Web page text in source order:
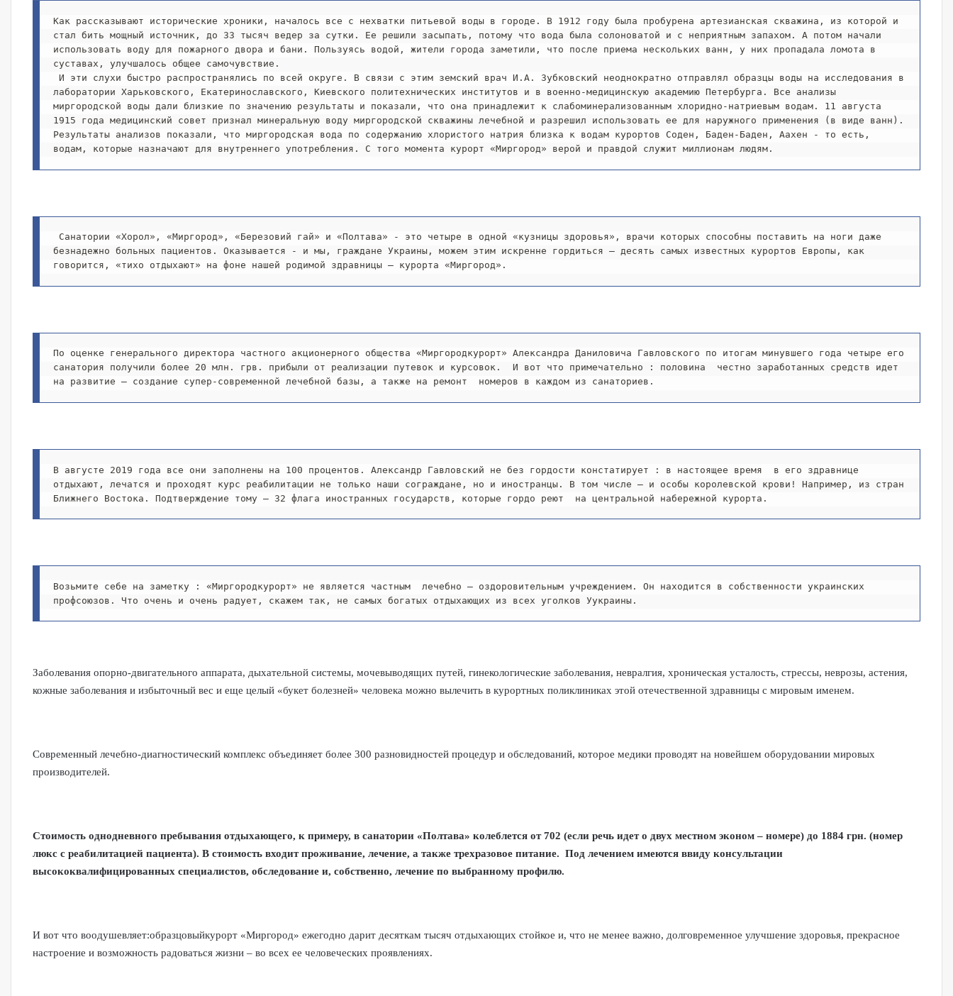
Как рассказывают исторические хроники, началось все с нехватки питьевой воды в городе. В 1912 году была пробурена артезианская скважина, из которой и
стал бить мощный источник, до 33 тысяч ведер за сутки. Ее решили засыпать, потому что вода была солоноватой и с неприятным запахом. А потом начали
использовать воду для пожарного двора и бани. Пользуясь водой, жители города заметили, что после приема нескольких ванн, у них пропадала ломота в
суставах, улучшалось общее самочувствие.
лаборатории Харьковского, Екатеринославского, Киевского политехнических институтов и в военно-медицинскую академию Петербурга. Все анализы
миргородской воды дали близкие по значению результаты и показали, что она принадлежит к слабоминерализованным хлоридно-натриевым водам. 11 августа
1915 года медицинский совет признал минеральную воду миргородской скважины лечебной и разрешил использовать ее для наружного применения (в виде ванн).
Результаты анализов показали, что миргородская вода по содержанию хлористого натрия близка к водам курортов Соден, Баден-Баден, Аахен - то есть,
водам, которые назначают для внутреннего употребления. С того момента курорт «Миргород» верой и правдой служит миллионам людям.
безнадежно больных пациентов. Оказывается - и мы, граждане Украины, можем этим искренне гордиться – десять самых известных курортов Европы, как
говорится, «тихо отдыхают» на фоне нашей родимой здравницы – курорта «Миргород».
По оценке генерального директора частного акционерного общества «Миргородкурорт» Александра Даниловича Гавловского по итогам минувшего года четыре его
санатория получили более 20 млн. грв. прибыли от реализации путевок и курсовок.  И вот что примечательно : половина  честно заработанных средств идет
на развитие – создание супер-современной лечебной базы, а также на ремонт  номеров в каждом из санаториев.
В августе 2019 года все они заполнены на 100 процентов. Александр Гавловский не без гордости констатирует : в настоящее время  в его здравнице
отдыхают, лечатся и проходят курс реабилитации не только наши сограждане, но и иностранцы. В том числе – и особы королевской крови! Например, из стран
Ближнего Востока. Подтверждение тому – 32 флага иностранных государств, которые гордо реют  на центральной набережной курорта.
Возьмите себе на заметку : «Миргородкурорт» не является частным  лечебно – оздоровительным учреждением. Он находится в собственности украинских
профсоюзов. Что очень и очень радует, скажем так, не самых богатых отдыхающих из всех уголков Уукраины.
Заболевания опорно-двигательного аппарата, дыхательной системы, мочевыводящих путей, гинекологические заболевания, невралгия, хроническая усталость, стрессы, неврозы, астения,
кожные заболевания и избыточный вес и еще целый «букет болезней» человека можно вылечить в курортных поликлиниках этой отечественной здравницы с мировым именем.
Современный лечебно-диагностический комплекс объединяет более 300 разновидностей процедур и обследований, которое медики проводят на новейшем оборудовании мировых
производителей.
Стоимость однодневного пребывания отдыхающего, к примеру, в санатории «Полтава» колеблется от 702 (если речь идет о двух местном эконом – номере) до 1884 грн. (номер
люкс с реабилитацией пациента). В стоимость входит проживание, лечение, а также трехразовое питание. Под лечением имеются ввиду консультации
высококвалифицированных специалистов, обследование и, собственно, лечение по выбранному профилю.
И вот что воодушевляет:образцовыйкурорт «Миргород» ежегодно дарит десяткам тысяч отдыхающих стойкое и, что не менее важно, долговременное улучшение здоровья, прекрасное
настроение и возможность радоваться жизни – во всех ее человеческих проявлениях.